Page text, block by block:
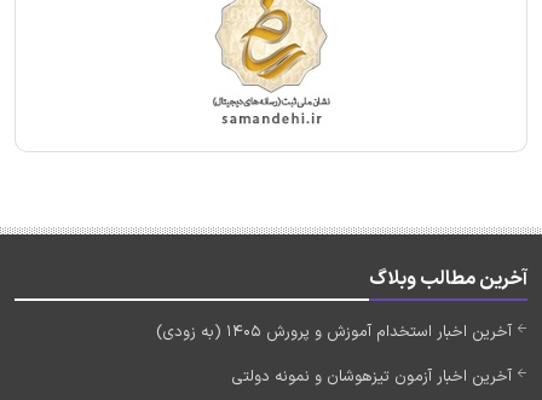
آخرین مطالب وبلاگ
آخرین اخبار استخدام آموزش و پرورش 1405 (به زودی)
آخرین اخبار آزمون تیزهوشان و نمونه دولتی